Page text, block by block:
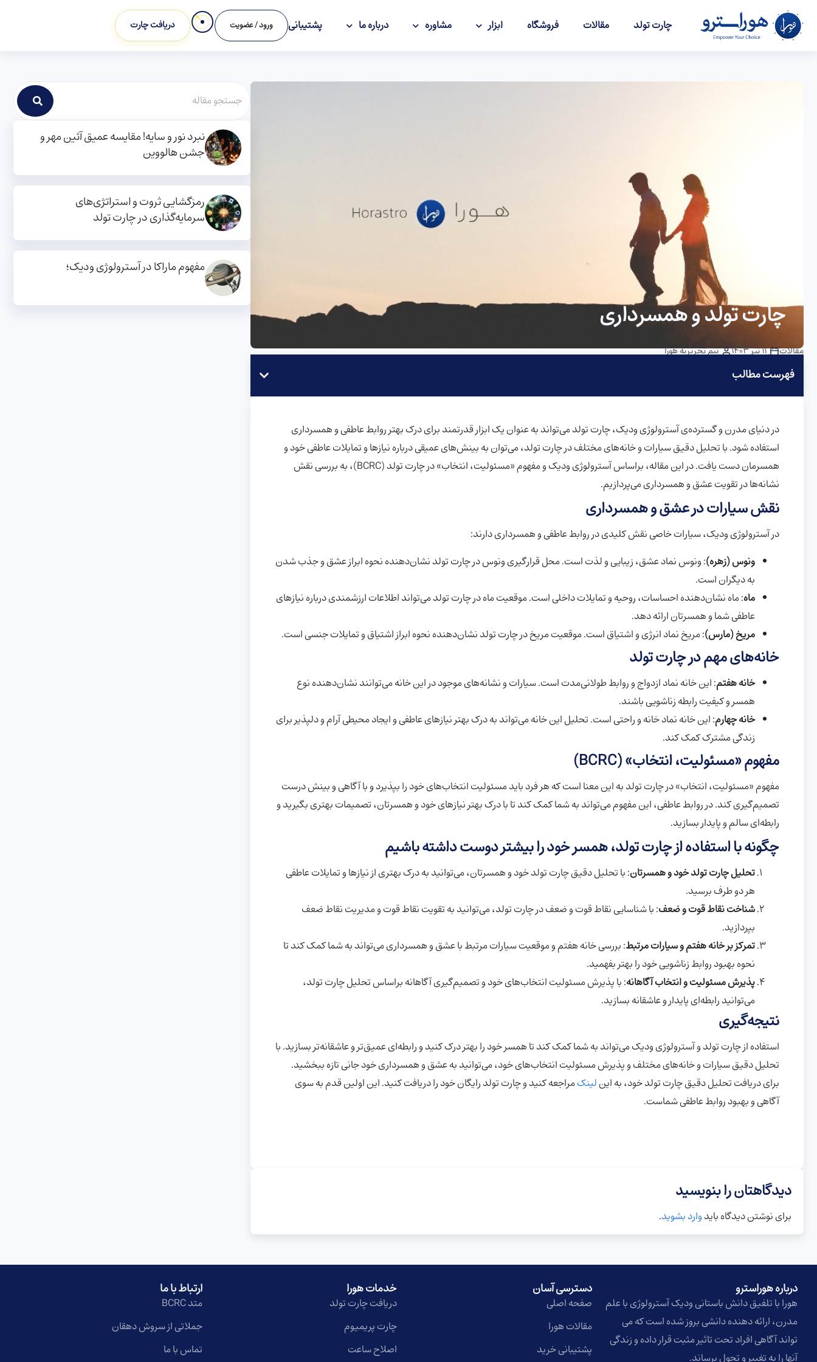
چارت تولد مقالات فروشگاه ابزار مشاوره درباره ما پشتیبانی ورود / عضویت دریافت چارت
چارت تولد و همسرداری
مقالات 11 تیر 1403 تیم تحریریه هورا
فهرست مطالب
در دنیای مدرن و گسترده‌ی آسترولوژی ودیک، چارت تولد می‌تواند به عنوان یک ابزار قدرتمند برای درک بهتر روابط عاطفی و همسرداری
استفاده شود. با تحلیل دقیق سیارات و خانه‌های مختلف در چارت تولد، می‌توان به بینش‌های عمیقی درباره نیازها و تمایلات عاطفی خود و
همسرمان دست یافت. در این مقاله، براساس آسترولوژی ودیک و مفهوم «مسئولیت، انتخاب» در چارت تولد (BCRC)، به بررسی نقش
نشانه‌ها در تقویت عشق و همسرداری می‌پردازیم.
نقش سیارات در عشق و همسرداری
در آسترولوژی ودیک، سیارات خاصی نقش کلیدی در روابط عاطفی و همسرداری دارند:
ونوس (زهره): ونوس نماد عشق، زیبایی و لذت است. محل قرارگیری ونوس در چارت تولد نشان‌دهنده نحوه ابراز عشق و جذب شدن
به دیگران است.
ماه: ماه نشان‌دهنده احساسات، روحیه و تمایلات داخلی است. موقعیت ماه در چارت تولد می‌تواند اطلاعات ارزشمندی درباره نیازهای
عاطفی شما و همسرتان ارائه دهد.
مریخ (مارس): مریخ نماد انرژی و اشتیاق است. موقعیت مریخ در چارت تولد نشان‌دهنده نحوه ابراز اشتیاق و تمایلات جنسی است.
خانه‌های مهم در چارت تولد
خانه هفتم: این خانه نماد ازدواج و روابط طولانی‌مدت است. سیارات و نشانه‌های موجود در این خانه می‌توانند نشان‌دهنده نوع
همسر و کیفیت رابطه زناشویی باشند.
خانه چهارم: این خانه نماد خانه و راحتی است. تحلیل این خانه می‌تواند به درک بهتر نیازهای عاطفی و ایجاد محیطی آرام و دلپذیر برای
زندگی مشترک کمک کند.
مفهوم «مسئولیت، انتخاب» (BCRC)
مفهوم «مسئولیت، انتخاب» در چارت تولد به این معنا است که هر فرد باید مسئولیت انتخاب‌های خود را بپذیرد و با آگاهی و بینش درست
تصمیم‌گیری کند. در روابط عاطفی، این مفهوم می‌تواند به شما کمک کند تا با درک بهتر نیازهای خود و همسرتان، تصمیمات بهتری بگیرید و
رابطه‌ای سالم و پایدار بسازید.
چگونه با استفاده از چارت تولد، همسر خود را بیشتر دوست داشته باشیم
تحلیل چارت تولد خود و همسرتان: با تحلیل دقیق چارت تولد خود و همسرتان، می‌توانید به درک بهتری از نیازها و تمایلات عاطفی
هر دو طرف برسید.
شناخت نقاط قوت و ضعف: با شناسایی نقاط قوت و ضعف در چارت تولد، می‌توانید به تقویت نقاط قوت و مدیریت نقاط ضعف
بپردازید.
تمرکز بر خانه هفتم و سیارات مرتبط: بررسی خانه هفتم و موقعیت سیارات مرتبط با عشق و همسرداری می‌تواند به شما کمک کند تا
نحوه بهبود روابط زناشویی خود را بهتر بفهمید.
پذیرش مسئولیت و انتخاب آگاهانه: با پذیرش مسئولیت انتخاب‌های خود و تصمیم‌گیری آگاهانه براساس تحلیل چارت تولد،
می‌توانید رابطه‌ای پایدار و عاشقانه بسازید.
نتیجه‌گیری
استفاده از چارت تولد و آسترولوژی ودیک می‌تواند به شما کمک کند تا همسر خود را بهتر درک کنید و رابطه‌ای عمیق‌تر و عاشقانه‌تر بسازید. با
تحلیل دقیق سیارات و خانه‌های مختلف و پذیرش مسئولیت انتخاب‌های خود، می‌توانید به عشق و همسرداری خود جانی تازه ببخشید.
برای دریافت تحلیل دقیق چارت تولد خود، به اینلینکمراجعه کنید و چارت تولد رایگان خود را دریافت کنید. این اولین قدم به سوی
آگاهی و بهبود روابط عاطفی شماست.
دیدگاهتان را بنویسید
برای نوشتن دیدگاه بایدوارد بشوید.
نبرد نور و سایه! مقایسه عمیق آئین مهر و
جشن هالووین
رمزگشایی ثروت و استراتژی‌های
سرمایه‌گذاری در چارت تولد
مفهوم ماراکا در آسترولوژی ودیک؛
درباره هوراسترو​
هورا با تلفیق دانش باستانی ودیک آسترولوژی با علم
مدرن، ارائه دهنده دانشی بروز شده است که می
تواند آگاهی افراد تحت تاثیر مثبت قرار داده و زندگی
آنها را به تغییر و تحول برساند.
دسترسی آسان
صفحه اصلی
مقالات هورا
پشتیبانی خرید
خدمات هورا
دریافت چارت تولد
چارت پریمیوم
اصلاح ساعت
ارتباط با ما
متد BCRC
جملاتی از سروش دهقان
تماس با ما